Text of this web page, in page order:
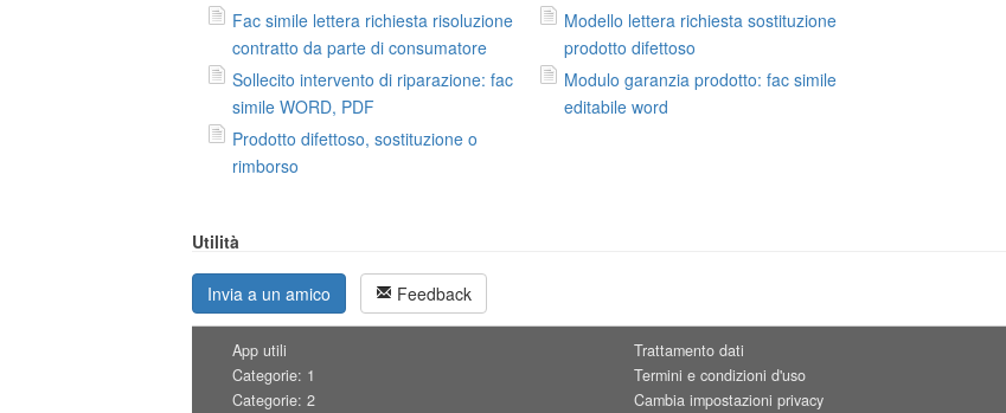
Fac simile lettera richiesta risoluzione
contratto da parte di consumatore
Modello lettera richiesta sostituzione
prodotto difettoso
Sollecito intervento di riparazione: fac
simile WORD, PDF
Modulo garanzia prodotto: fac simile
editabile word
Prodotto difettoso, sostituzione o
rimborso
Utilità
Invia a un amico Feedback
App utili
Categorie: 1
Categorie: 2
Trattamento dati
Termini e condizioni d'uso
Cambia impostazioni privacy